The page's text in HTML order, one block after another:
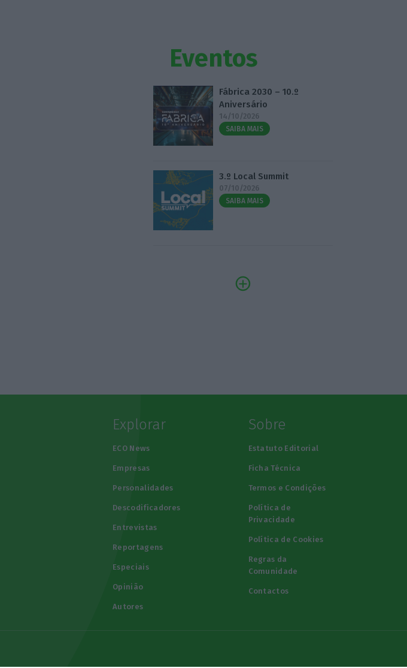
Eventos
Fábrica 2030 – 10.º
Aniversário
14/10/2026
SAIBA MAIS
3.º Local Summit
07/10/2026
SAIBA MAIS
Explorar
ECO News
Empresas
Personalidades
Descodificadores
Entrevistas
Reportagens
Especiais
Opinião
Autores
Sobre
Estatuto Editorial
Ficha Técnica
Termos e Condições
Política de
Privacidade
Política de Cookies
Regras da
Comunidade
Contactos